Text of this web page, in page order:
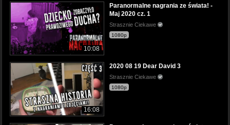
10:08
Paranormalne nagrania ze świata! -
Maj 2020 cz. 1
Strasznie Ciekawe
1080p
16:08
2020 08 19 Dear David 3
Strasznie Ciekawe
1080p